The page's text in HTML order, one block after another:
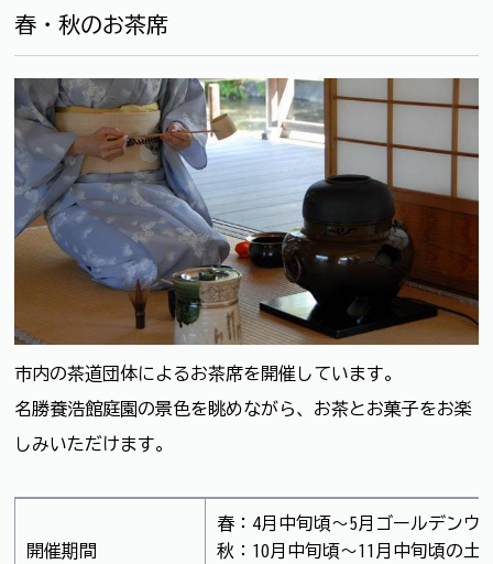
春・秋のお茶席
市内の茶道団体によるお茶席を開催しています。
名勝養浩館庭園の景色を眺めながら、お茶とお菓子をお楽
しみいただけます。
開催期間
春：4月中旬頃～5月ゴールデンウ
秋：10月中旬頃～11月中旬頃の土